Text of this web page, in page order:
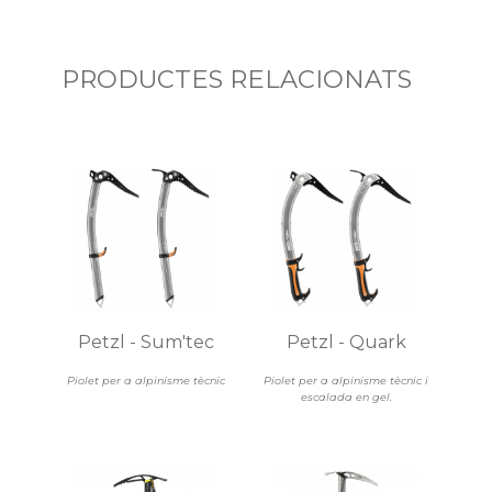
PRODUCTES RELACIONATS
Piolet per a alpinisme tècnic
Petzl - Sum'tec
Piolet per a alpinisme tècnic i
escalada en gel.
Petzl - Quark